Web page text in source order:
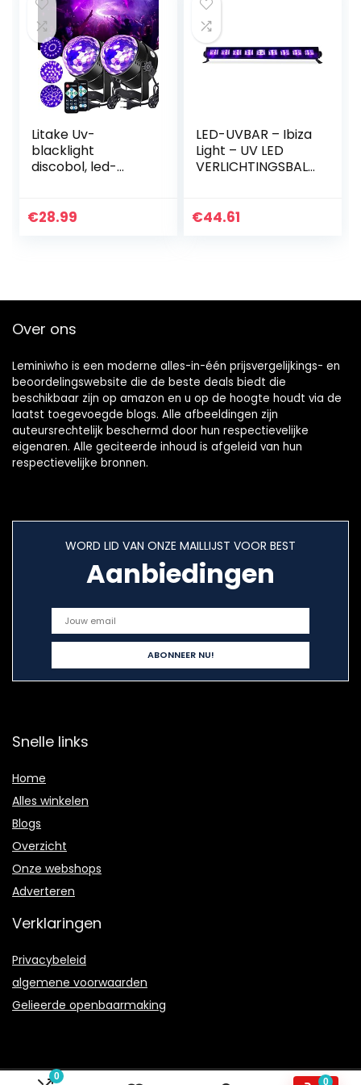
0
0
voor bruiloften,
Halloween en
podiumshows.
Litake Uv-
blacklight
discobol, led-
verlichtingsmodi,
Halloween, bruiloft,
club
€28.99
LED-UVBAR – Ibiza
Light – UV LED
VERLICHTINGSBALK
€44.61
Over ons
Leminiwho is een moderne alles-in-één prijsvergelijkings- en
beoordelingswebsite die de beste deals biedt die
beschikbaar zijn op amazon en u op de hoogte houdt via de
laatst toegevoegde blogs. Alle afbeeldingen zijn
auteursrechtelijk beschermd door hun respectievelijke
eigenaren. Alle geciteerde inhoud is afgeleid van hun
respectievelijke bronnen.
WORD LID VAN ONZE MAILLIJST VOOR BEST
Aanbiedingen
Snelle links
Home
Alles winkelen
Blogs
Overzicht
Onze webshops
Adverteren
Verklaringen
Privacybeleid
algemene voorwaarden
Gelieerde openbaarmaking